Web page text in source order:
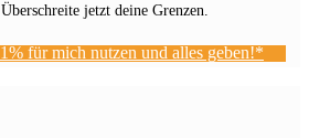
jetzt deine Grenzen.
für mich nutzen und alles geben!*